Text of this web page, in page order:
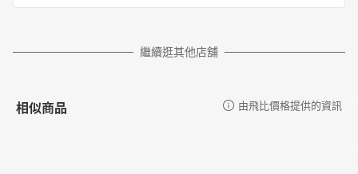
繼續逛其他店舖
相似商品 由飛比價格提供的資訊